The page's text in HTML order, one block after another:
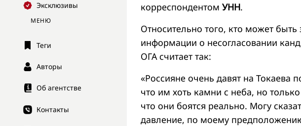
Эксклюзивы
МЕНЮ
Теги
Авторы
Об агентстве
Контакты
корреспондентом УНН.
Относительно того, кто может
информации о несогласовании
ОГА считает так:
«Россияне очень давят на Токаева
что им хоть камни с неба, но
что они боятся реально. Могу
давление, по моему